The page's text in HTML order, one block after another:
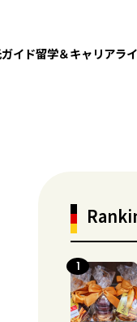
イド留学＆キャリアラ